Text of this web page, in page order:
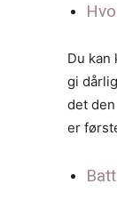
Du kan
gi
det
er